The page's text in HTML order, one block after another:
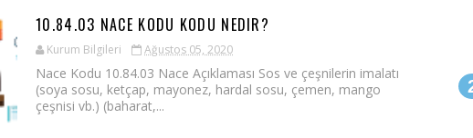
10.84.03 NACE KODU KODU NEDIR?
Kurum Bilgileri Ağustos 05, 2020
Nace Kodu 10.84.03 Nace Açıklaması Sos ve çeşnilerin imalatı
(soya sosu, ketçap, mayonez, hardal sosu, çemen, mango
çeşnisi vb.) (baharat,...